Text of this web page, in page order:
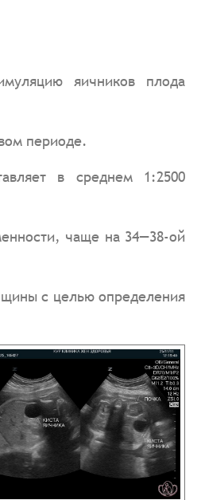
яичников плода
периоде.
в среднем 1:2500
чаще на 34—38-ой
с целью определения